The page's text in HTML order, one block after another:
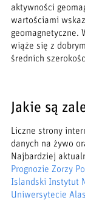
aktywności
wartościami
geomagnetyczne.
wiąże się z
średnich
Jakie są
Liczne strony
danych na żywo
Najbardziej
Prognozie Zorzy
Islandski Instytut
Uniwersytecie